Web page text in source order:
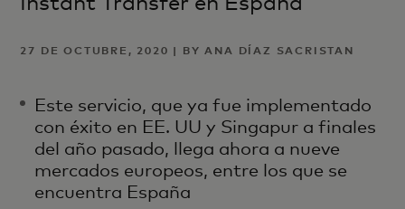
27 DE OCTUBRE, 2020 | BY ANA DÍAZ SACRISTAN
Este servicio, que ya fue implementado
con éxito en EE. UU y Singapur a finales
del año pasado, llega ahora a nueve
mercados europeos, entre los que se
encuentra España